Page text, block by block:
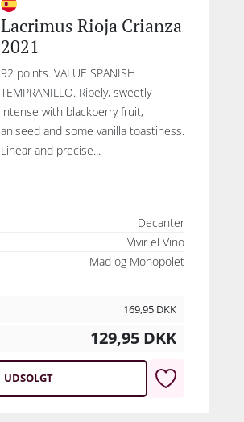
Lacrimus Rioja Crianza
2021
92 points. VALUE SPANISH
TEMPRANILLO. Ripely, sweetly
intense with blackberry fruit,
aniseed and some vanilla toastiness.
Linear and precise...
Decanter
Vivir el Vino
Mad og Monopolet
169,95 DKK
129,95 DKK
UDSOLGT